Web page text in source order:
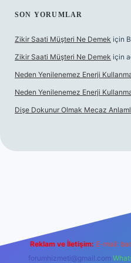
SON YORUMLAR
Zikir Saati Müşteri Ne Demek için
Zikir Saati Müşteri Ne Demek için
Neden Yenilenemez Enerji
Neden Yenilenemez Enerji
Dişe Dokunur Olmak Mecaz Anlamlı
Reklam ve İletişim: E-mail:
forumhizmeti@gmail.com